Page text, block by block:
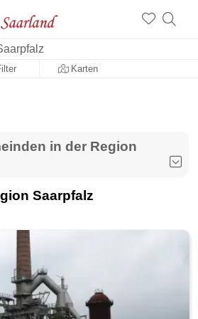
Karten
in der Region
Saarpfalz